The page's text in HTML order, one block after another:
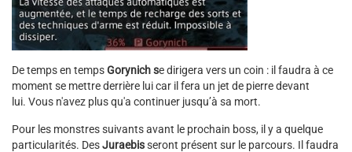
De temps en tempsGorynich se dirigera vers un coin : il faudra à ce
moment se mettre derrière lui car il fera un jet de pierre devant
lui. Vous n'avez plus qu'a continuer jusqu’à sa mort.
Pour les monstres suivants avant le prochain boss, il y a quelque
particularités. DesJuraebisseront présent sur le parcours. Il faudra